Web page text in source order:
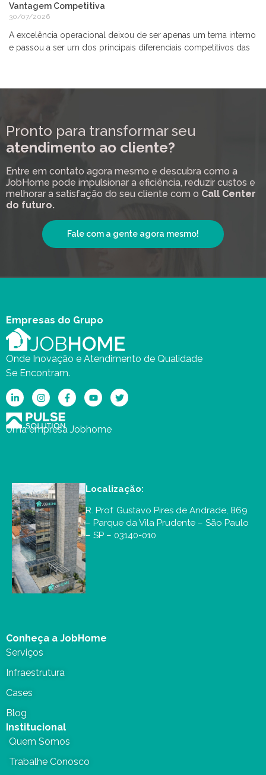
Vantagem Competitiva
30/07/2026
A excelência operacional deixou de ser apenas um tema interno
e passou a ser um dos principais diferenciais competitivos das
Pronto para transformar seu
atendimento ao cliente?
Entre em contato agora mesmo e descubra como a
JobHome pode impulsionar a eficiência, reduzir custos e
melhorar a satisfação do seu cliente com o Call Center
do futuro.
Fale com a gente agora mesmo!
Empresas do Grupo
Onde Inovação e Atendimento de Qualidade
Se Encontram.
Uma empresa Jobhome
Localização:
R. Prof. Gustavo Pires de Andrade, 869
– Parque da Vila Prudente – São Paulo
– SP – 03140-010
Conheça a JobHome
Serviços
Infraestrutura
Cases
Blog
Institucional
Quem Somos
Trabalhe Conosco